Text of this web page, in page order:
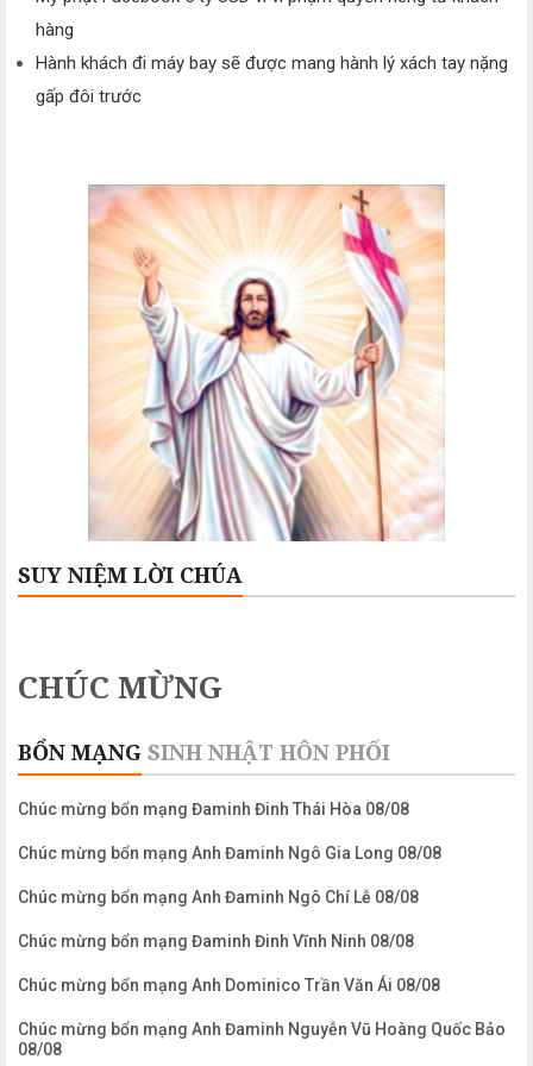
hàng
Hành khách đi máy bay sẽ được mang hành lý xách tay nặng
gấp đôi trước
SUY NIỆM LỜI CHÚA
CHÚC MỪNG
BỔN MẠNG SINH NHẬT HÔN PHỐI
Chúc mừng bổn mạng Đaminh Đinh Thái Hòa 08/08
Chúc mừng bổn mạng Anh Đaminh Ngô Gia Long 08/08
Chúc mừng bổn mạng Anh Đaminh Ngô Chí Lễ 08/08
Chúc mừng bổn mạng Đaminh Đinh Vĩnh Ninh 08/08
Chúc mừng bổn mạng Anh Dominico Trần Văn Ái 08/08
Chúc mừng bổn mạng Anh Đaminh Nguyễn Vũ Hoàng Quốc Bảo
08/08